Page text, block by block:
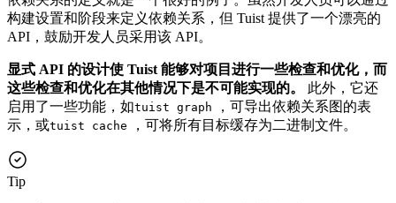
构建设置和阶段来定义依赖关系，但 Tuist 提供了一个漂亮的
API，鼓励开发人员采用该 API。
显式 API 的设计使 Tuist 能够对项目进行一些检查和优化，而
这些检查和优化在其他情况下是不可能实现的。
此外，它还
启用了一些功能，如tuist graph
，可导出依赖关系图的表
示，或tuist cache ，可将所有目标缓存为二进制文件。
Tip